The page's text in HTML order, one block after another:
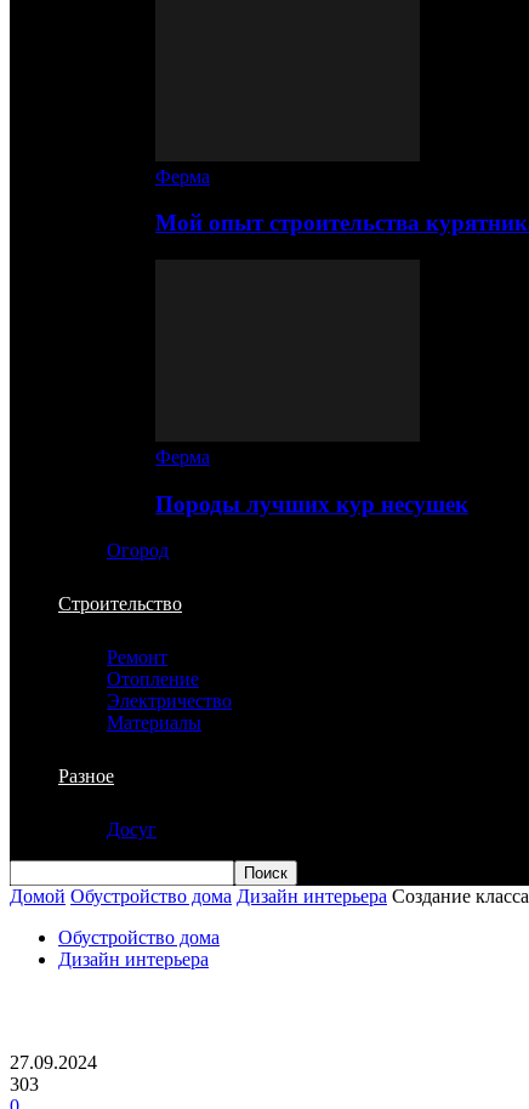
Ферма
Мой опыт строительства
Ферма
Породы лучших кур несушек
Огород
Строительство
Ремонт
Отопление
Электричество
Материалы
Разное
Досуг
Домой Обустройство дома Дизайн интерьера Создание
Обустройство дома
Дизайн интерьера
27.09.2024
303